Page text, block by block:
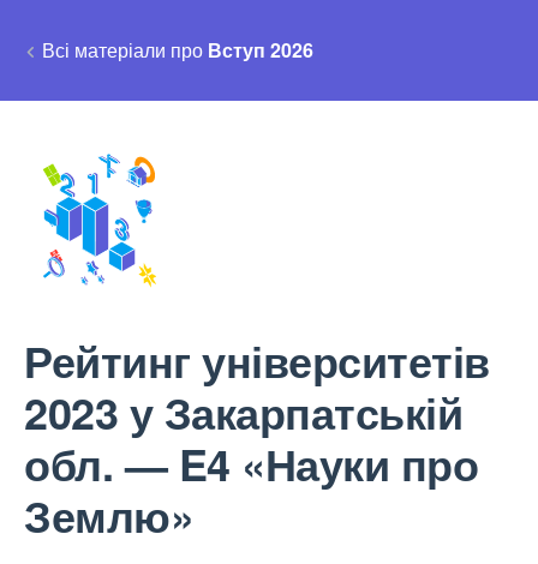
Всі матеріали про Вступ 2026
Рейтинг університетів
2023 у Закарпатській
обл. — E4 «Науки про
Землю»